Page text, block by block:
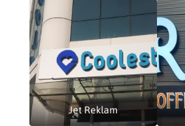
Jet Reklam